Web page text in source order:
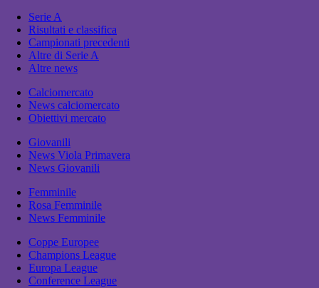
Serie A
Risultati e classifica
Campionati precedenti
Altre di Serie A
Altre news
Calciomercato
News calciomercato
Obiettivi mercato
Giovanili
News Viola Primavera
News Giovanili
Femminile
Rosa Femminile
News Femminile
Coppe Europee
Champions League
Europa League
Conference League